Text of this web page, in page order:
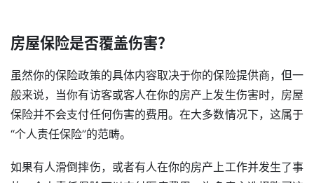
房屋保险是否覆盖伤害？
虽然你的保险政策的具体内容取决于你的保险提供商，但一
般来说，当你有访客或客人在你的房产上发生伤害时，房屋
保险并不会支付任何伤害的费用。在大多数情况下，这属于
“个人责任保险”的范畴。
如果有人滑倒摔伤，或者有人在你的房产上工作并发生了事